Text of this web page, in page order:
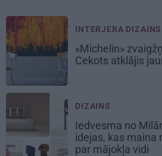
INTERJERA DIZAINS
«Michelin»
Cekots atklājis
DIZAINS
Iedvesma no
idejas, kas maina
par mājokļa vidi